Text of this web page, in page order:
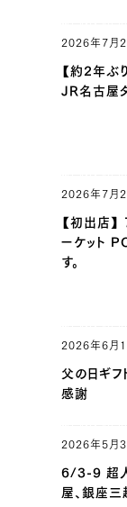
2026年7月
【約2年
JR名古屋
2026年7月2
【初出店
ーケット
す。
2026年6月
父の日ギ
感謝
2026年5月
6/3-9 超人
屋、銀座三